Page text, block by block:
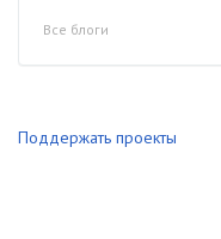
Все блоги
Поддержать проекты